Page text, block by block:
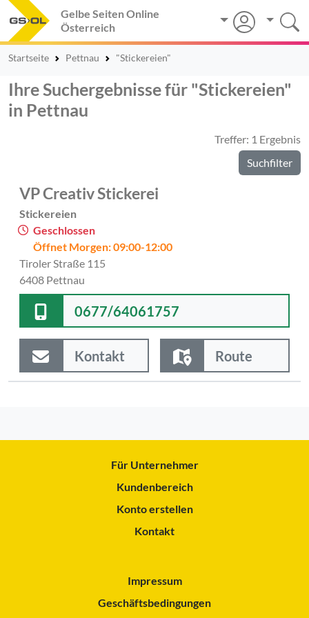
Gelbe Seiten Online
Österreich
Startseite Pettnau "Stickereien"
Ihre Suchergebnisse für "Stickereien"
in Pettnau
Treffer: 1 Ergebnis
Suchfilter
VP Creativ Stickerei
Stickereien
Geschlossen
Öffnet Morgen: 09:00-12:00
Tiroler Straße 115
6408 Pettnau
0677/64061757
Kontakt Route
Für Unternehmer
Kundenbereich
Konto erstellen
Kontakt
Impressum
Geschäftsbedingungen